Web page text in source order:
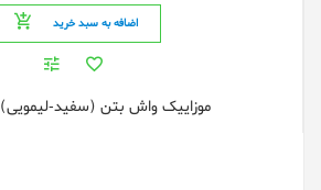
اضافه به سبد خرید
موزاییک واش بتن (سفید-لیمویی) 30x60cm